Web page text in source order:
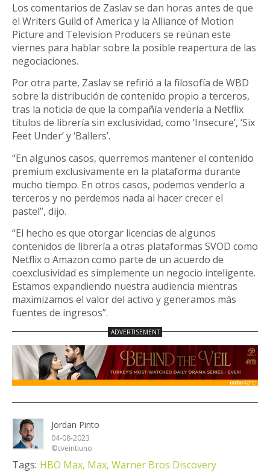
Los comentarios de Zaslav se dan horas antes de que
el Writers Guild of America y la Alliance of Motion
Picture and Television Producers se reúnan este
viernes para hablar sobre la posible reapertura de las
negociaciones.
Por otra parte, Zaslav se refirió a la filosofía de WBD
sobre la distribución de contenido propio a terceros,
tras la noticia de que la compañía vendería a Netflix
títulos de librería sin exclusividad, como ‘Insecure’, ‘Six
Feet Under’ y ‘Ballers’.
“En algunos casos, querremos mantener el contenido
premium exclusivamente en la plataforma durante
mucho tiempo. En otros casos, podemos venderlo a
terceros y no perdemos nada al hacer crecer el
pastel”, dijo.
“El hecho es que otorgar licencias de algunos
contenidos de librería a otras plataformas SVOD como
Netflix o Amazon como parte de un acuerdo de
coexclusividad es simplemente un negocio inteligente.
Estamos expandiendo nuestra audiencia mientras
maximizamos el valor del activo y generamos más
fuentes de ingresos”.
Jordan Pinto
04-08-2023
©cveintiuno
Tags: HBO Max, Max, Warner Bros Discovery